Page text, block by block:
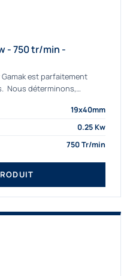
- 750 tr/min -
est parfaitement
Nous déterminons,
années....
19x40mm
0.25 Kw
750 Tr/min